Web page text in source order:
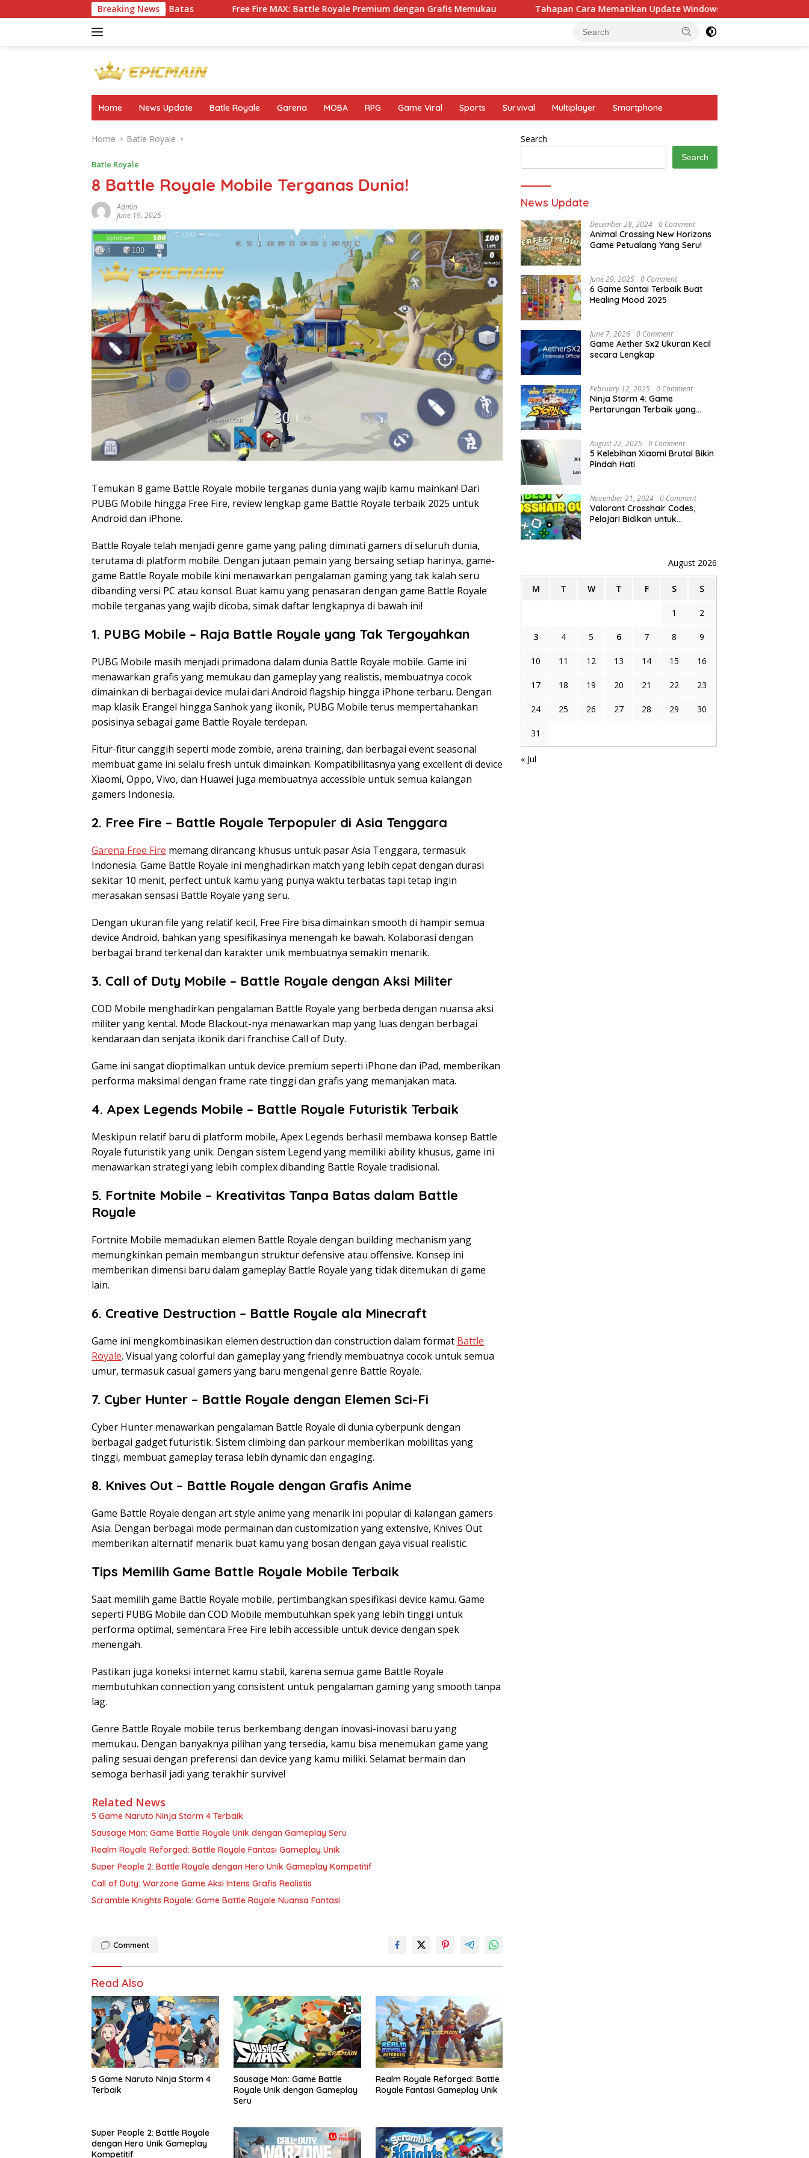
to
Breaking News
Kreativitas Tanpa Batas Free Fire MAX: Battle Royale Premium dengan Grafis Memukau Tahapan Cara Mematikan Update Windows 10 5 Game Naruto Ninja
Home News Update Batle Royale Garena MOBA RPG Game Viral Sports Survival Multiplayer Smartphone
Home Batle Royale
Batle Royale
8 Battle Royale Mobile Terganas Dunia!
Admin
June 19, 2025
Temukan 8 game Battle Royale mobile terganas dunia yang wajib kamu mainkan! Dari
PUBG Mobile hingga Free Fire, review lengkap game Battle Royale terbaik 2025 untuk
Android dan iPhone.
Battle Royale telah menjadi genre game yang paling diminati gamers di seluruh dunia,
terutama di platform mobile. Dengan jutaan pemain yang bersaing setiap harinya, game-
game Battle Royale mobile kini menawarkan pengalaman gaming yang tak kalah seru
dibanding versi PC atau konsol. Buat kamu yang penasaran dengan game Battle Royale
mobile terganas yang wajib dicoba, simak daftar lengkapnya di bawah ini!
1. PUBG Mobile – Raja Battle Royale yang Tak Tergoyahkan
PUBG Mobile masih menjadi primadona dalam dunia Battle Royale mobile. Game ini
menawarkan grafis yang memukau dan gameplay yang realistis, membuatnya cocok
dimainkan di berbagai device mulai dari Android flagship hingga iPhone terbaru. Dengan
map klasik Erangel hingga Sanhok yang ikonik, PUBG Mobile terus mempertahankan
posisinya sebagai game Battle Royale terdepan.
Fitur-fitur canggih seperti mode zombie, arena training, dan berbagai event seasonal
membuat game ini selalu fresh untuk dimainkan. Kompatibilitasnya yang excellent di device
Xiaomi, Oppo, Vivo, dan Huawei juga membuatnya accessible untuk semua kalangan
gamers Indonesia.
2. Free Fire – Battle Royale Terpopuler di Asia Tenggara
Garena Free Fire memang dirancang khusus untuk pasar Asia Tenggara, termasuk
Indonesia. Game Battle Royale ini menghadirkan match yang lebih cepat dengan durasi
sekitar 10 menit, perfect untuk kamu yang punya waktu terbatas tapi tetap ingin
merasakan sensasi Battle Royale yang seru.
Dengan ukuran file yang relatif kecil, Free Fire bisa dimainkan smooth di hampir semua
device Android, bahkan yang spesifikasinya menengah ke bawah. Kolaborasi dengan
berbagai brand terkenal dan karakter unik membuatnya semakin menarik.
3. Call of Duty Mobile – Battle Royale dengan Aksi Militer
COD Mobile menghadirkan pengalaman Battle Royale yang berbeda dengan nuansa aksi
militer yang kental. Mode Blackout-nya menawarkan map yang luas dengan berbagai
kendaraan dan senjata ikonik dari franchise Call of Duty.
Game ini sangat dioptimalkan untuk device premium seperti iPhone dan iPad, memberikan
performa maksimal dengan frame rate tinggi dan grafis yang memanjakan mata.
4. Apex Legends Mobile – Battle Royale Futuristik Terbaik
Meskipun relatif baru di platform mobile, Apex Legends berhasil membawa konsep Battle
Royale futuristik yang unik. Dengan sistem Legend yang memiliki ability khusus, game ini
menawarkan strategi yang lebih complex dibanding Battle Royale tradisional.
5. Fortnite Mobile – Kreativitas Tanpa Batas dalam Battle
Royale
Fortnite Mobile memadukan elemen Battle Royale dengan building mechanism yang
memungkinkan pemain membangun struktur defensive atau offensive. Konsep ini
memberikan dimensi baru dalam gameplay Battle Royale yang tidak ditemukan di game
lain.
6. Creative Destruction – Battle Royale ala Minecraft
Game ini mengkombinasikan elemen destruction dan construction dalam format Battle
Royale. Visual yang colorful dan gameplay yang friendly membuatnya cocok untuk semua
umur, termasuk casual gamers yang baru mengenal genre Battle Royale.
7. Cyber Hunter – Battle Royale dengan Elemen Sci-Fi
Cyber Hunter menawarkan pengalaman Battle Royale di dunia cyberpunk dengan
berbagai gadget futuristik. Sistem climbing dan parkour memberikan mobilitas yang
tinggi, membuat gameplay terasa lebih dynamic dan engaging.
8. Knives Out – Battle Royale dengan Grafis Anime
Game Battle Royale dengan art style anime yang menarik ini popular di kalangan gamers
Asia. Dengan berbagai mode permainan dan customization yang extensive, Knives Out
memberikan alternatif menarik buat kamu yang bosan dengan gaya visual realistic.
Tips Memilih Game Battle Royale Mobile Terbaik
Saat memilih game Battle Royale mobile, pertimbangkan spesifikasi device kamu. Game
seperti PUBG Mobile dan COD Mobile membutuhkan spek yang lebih tinggi untuk
performa optimal, sementara Free Fire lebih accessible untuk device dengan spek
menengah.
Pastikan juga koneksi internet kamu stabil, karena semua game Battle Royale
membutuhkan connection yang consistent untuk pengalaman gaming yang smooth tanpa
lag.
Genre Battle Royale mobile terus berkembang dengan inovasi-inovasi baru yang
memukau. Dengan banyaknya pilihan yang tersedia, kamu bisa menemukan game yang
paling sesuai dengan preferensi dan device yang kamu miliki. Selamat bermain dan
semoga berhasil jadi yang terakhir survive!
Related News
5 Game Naruto Ninja Storm 4 Terbaik
Sausage Man: Game Battle Royale Unik dengan Gameplay Seru
Realm Royale Reforged: Battle Royale Fantasi Gameplay Unik
Super People 2: Battle Royale dengan Hero Unik Gameplay Kompetitif
Call of Duty: Warzone Game Aksi Intens Grafis Realistis
Scramble Knights Royale: Game Battle Royale Nuansa Fantasi
Comment
Read Also
5 Game Naruto Ninja Storm 4
Terbaik
Sausage Man: Game Battle
Royale Unik dengan Gameplay
Seru
Realm Royale Reforged: Battle
Royale Fantasi Gameplay Unik
Super People 2: Battle Royale
dengan Hero Unik Gameplay
Kompetitif
Search
Search
News Update
December 28, 2024 0 Comment
Animal Crossing New Horizons
Game Petualang Yang Seru!
June 29, 2025 0 Comment
6 Game Santai Terbaik Buat
Healing Mood 2025
June 7, 2026 0 Comment
Game Aether Sx2 Ukuran Kecil
secara Lengkap
February 12, 2025 0 Comment
Ninja Storm 4: Game
Pertarungan Terbaik yang
August 22, 2025 0 Comment
5 Kelebihan Xiaomi Brutal Bikin
Pindah Hati
November 21, 2024 0 Comment
Valorant Crosshair Codes,
Pelajari Bidikan untuk
August 2026
M T W T F S S
1 2
3 4 5 6 7 8 9
10 11 12 13 14 15 16
17 18 19 20 21 22 23
24 25 26 27 28 29 30
31
« Jul